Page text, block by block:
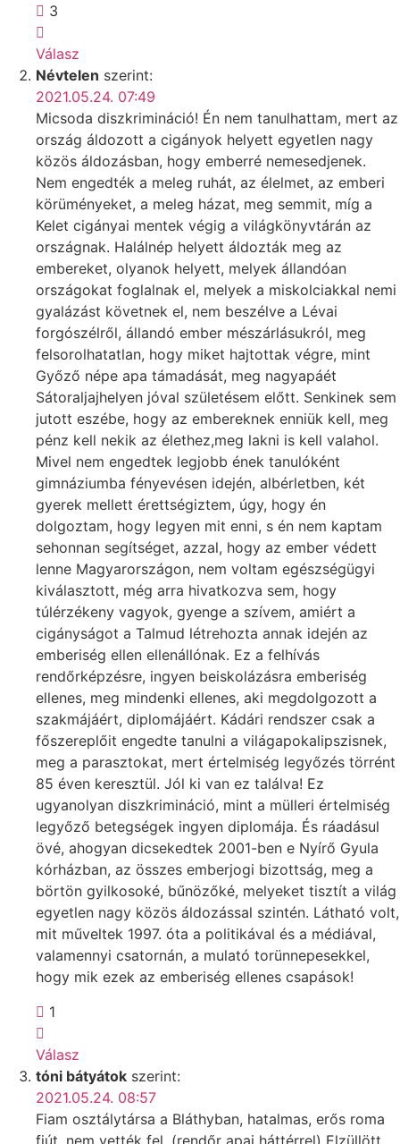
3
Válasz
Névtelen szerint:
2021.05.24. 07:49
Micsoda diszkrimináció! Én nem tanulhattam, mert az
ország áldozott a cigányok helyett egyetlen nagy
közös áldozásban, hogy emberré nemesedjenek.
Nem engedték a meleg ruhát, az élelmet, az emberi
körüményeket, a meleg házat, meg semmit, míg a
Kelet cigányai mentek végig a világkönyvtárán az
országnak. Halálnép helyett áldozták meg az
embereket, olyanok helyett, melyek állandóan
országokat foglalnak el, melyek a miskolciakkal nemi
gyalázást követnek el, nem beszélve a Lévai
forgószélről, állandó ember mészárlásukról, meg
felsorolhatatlan, hogy miket hajtottak végre, mint
Győző népe apa támadását, meg nagyapáét
Sátoraljajhelyen jóval születésem előtt. Senkinek sem
jutott eszébe, hogy az embereknek enniük kell, meg
pénz kell nekik az élethez,meg lakni is kell valahol.
Mivel nem engedtek legjobb ének tanulóként
gimnáziumba fényevésen idején, albérletben, két
gyerek mellett érettségiztem, úgy, hogy én
dolgoztam, hogy legyen mit enni, s én nem kaptam
sehonnan segítséget, azzal, hogy az ember védett
lenne Magyarországon, nem voltam egészségügyi
kiválasztott, még arra hivatkozva sem, hogy
túlérzékeny vagyok, gyenge a szívem, amiért a
cigányságot a Talmud létrehozta annak idején az
emberiség ellen ellenállónak. Ez a felhívás
rendőrképzésre, ingyen beiskolázásra emberiség
ellenes, meg mindenki ellenes, aki megdolgozott a
szakmájáért, diplomájáért. Kádári rendszer csak a
főszereplőit engedte tanulni a világapokalipszisnek,
meg a parasztokat, mert értelmiség legyőzés törrént
85 éven keresztül. Jól ki van ez találva! Ez
ugyanolyan diszkrimináció, mint a mülleri értelmiség
legyőző betegségek ingyen diplomája. És ráadásul
övé, ahogyan dicsekedtek 2001-ben e Nyírő Gyula
kórházban, az összes emberjogi bizottság, meg a
börtön gyilkosoké, bűnözőké, melyeket tisztít a világ
egyetlen nagy közös áldozással szintén. Látható volt,
mit műveltek 1997. óta a politikával és a médiával,
valamennyi csatornán, a mulató torünnepesekkel,
hogy mik ezek az emberiség ellenes csapások!
1
Válasz
tóni bátyátok szerint:
2021.05.24. 08:57
Fiam osztálytársa a Bláthyban, hatalmas, erős roma
fiút, nem vették fel, (rendőr apai háttérrel) Elzüllött,